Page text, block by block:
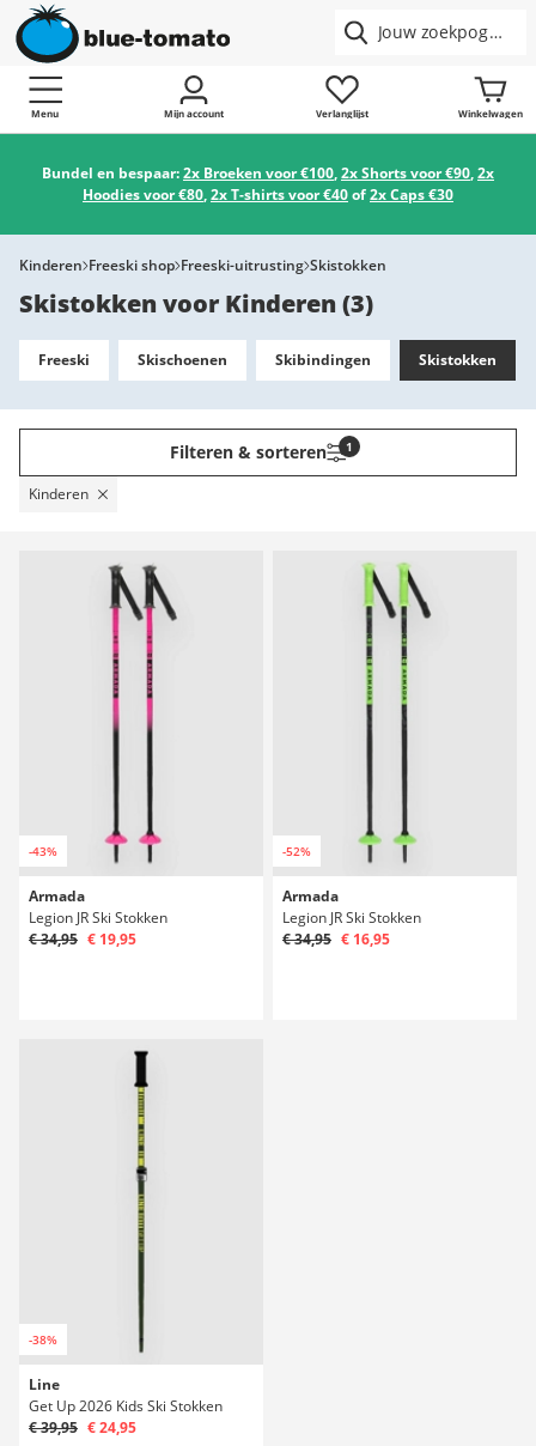
Menu Mijn account Verlanglijst Winkelwagen
Bundel en bespaar:2x Broeken voor €100,2x Shorts voor €90,2x
Hoodies voor €80,2x T-shirts voor €40of2x Caps €30
Kinderen Freeski shop Freeski-uitrusting Skistokken
Skistokken voor Kinderen(3)
Freeski Skischoenen Skibindingen Skistokken
Filteren & sorteren 1
Kinderen
-43%
Armada
Legion JR Ski Stokken
€ 34,95 € 19,95
-52%
Armada
Legion JR Ski Stokken
€ 34,95 € 16,95
-38%
Line
Get Up 2026 Kids Ski Stokken
€ 39,95 € 24,95